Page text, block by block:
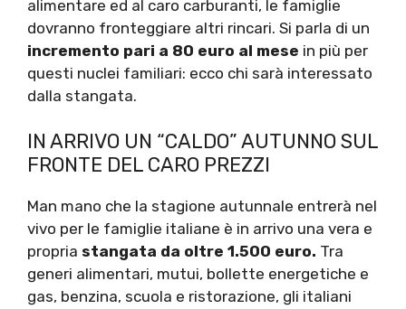
alimentare ed al caro carburanti, le famiglie
dovranno fronteggiare altri rincari. Si parla di un
incremento pari a 80 euro al mese in più per
questi nuclei familiari: ecco chi sarà interessato
dalla stangata.
IN ARRIVO UN “CALDO” AUTUNNO SUL
FRONTE DEL CARO PREZZI
Man mano che la stagione autunnale entrerà nel
vivo per le famiglie italiane è in arrivo una vera e
propria stangata da oltre 1.500 euro. Tra
generi alimentari, mutui, bollette energetiche e
gas, benzina, scuola e ristorazione, gli italiani